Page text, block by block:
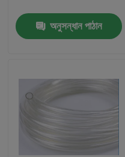
আমাদের সম্পর্কে
অনুসন্ধান পাঠান